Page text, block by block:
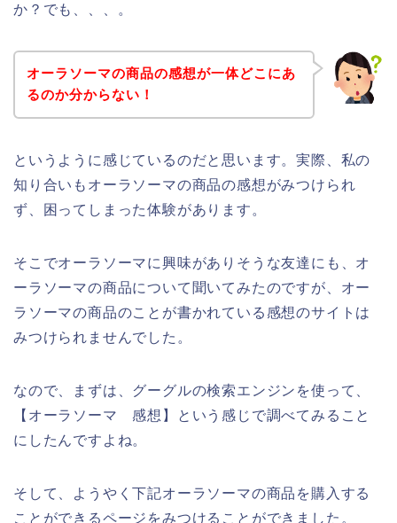
か？でも、、、。
オーラソーマの商品の感想が一体どこにあ
るのか分からない！
というように感じているのだと思います。実際、私の
知り合いもオーラソーマの商品の感想がみつけられ
ず、困ってしまった体験があります。
そこでオーラソーマに興味がありそうな友達にも、オ
ーラソーマの商品について聞いてみたのですが、オー
ラソーマの商品のことが書かれている感想のサイトは
みつけられませんでした。
なので、まずは、グーグルの検索エンジンを使って、
【オーラソーマ 感想】という感じで調べてみること
にしたんですよね。
そして、ようやく下記オーラソーマの商品を購入する
ことができるページをみつけることができました。